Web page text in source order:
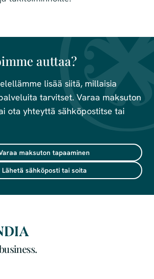
auttaa?
lisää siitä, millaisia
tarvitset. Varaa maksuton
ota yhteyttä sähköpostitse tai
maksuton tapaaminen
Lähetä sähköposti tai soita